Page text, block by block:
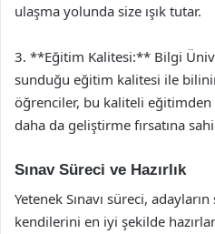
ulaşma yolunda size ışık tutar.
3. **Eğitim Kalitesi:** Bilgi
sunduğu eğitim kalitesi ile
öğrenciler, bu kaliteli
daha da geliştirme fırsatına
Sınav Süreci ve Hazırlık
Yetenek Sınavı süreci,
kendilerini en iyi şekilde